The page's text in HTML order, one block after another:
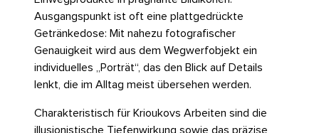
Ausgangspunkt ist oft eine plattgedrückte
Getränkedose: Mit nahezu fotografischer
Genauigkeit wird aus dem Wegwerfobjekt ein
individuelles „Porträt“, das den Blick auf Details
lenkt, die im Alltag meist übersehen werden.
Charakteristisch für Krioukovs Arbeiten sind die
illusionistische Tiefenwirkung sowie das präzise